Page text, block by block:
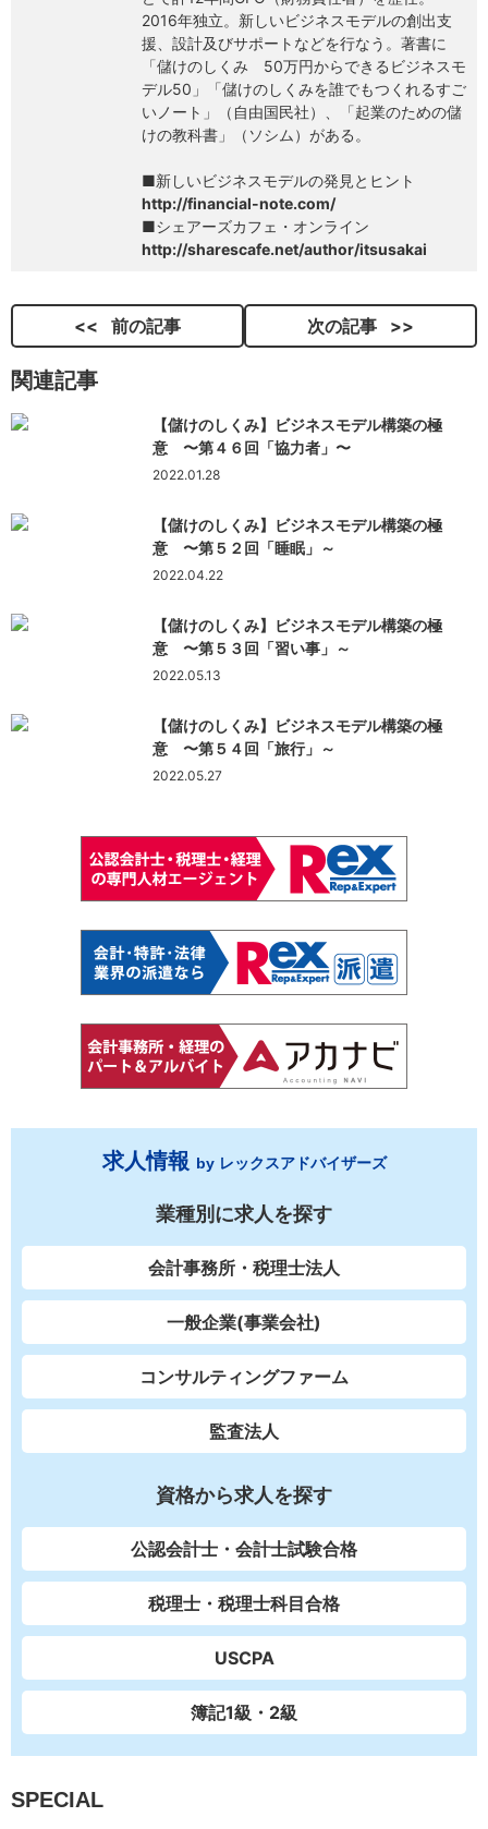
2016年独立。新しいビジネスモデルの創出支
援、設計及びサポートなどを行なう。著書に
「儲けのしくみ 50万円からできるビジネスモ
デル50」「儲けのしくみを誰でもつくれるすご
いノート」（自由国民社）、「起業のための儲
けの教科書」（ソシム）がある。
■新しいビジネスモデルの発見とヒント
http://financial-note.com/
■シェアーズカフェ・オンライン
http://sharescafe.net/author/itsusakai
前の記事 次の記事
関連記事
【儲けのしくみ】ビジネスモデル構築の極
意 〜第４６回「協力者」〜
2022.01.28
【儲けのしくみ】ビジネスモデル構築の極
意 〜第５２回「睡眠」～
2022.04.22
【儲けのしくみ】ビジネスモデル構築の極
意 〜第５３回「習い事」～
2022.05.13
【儲けのしくみ】ビジネスモデル構築の極
意 〜第５４回「旅行」～
2022.05.27
求人情報 by レックスアドバイザーズ
業種別に求人を探す
会計事務所・税理士法人
一般企業(事業会社)
コンサルティングファーム
監査法人
資格から求人を探す
公認会計士・会計士試験合格
税理士・税理士科目合格
USCPA
簿記1級・2級
SPECIAL